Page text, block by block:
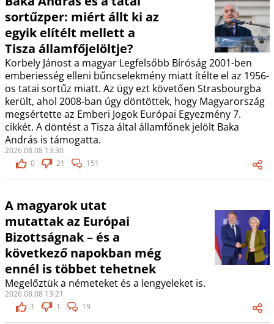
sortűzper: miért állt ki az
egyik elítélt mellett a
Tisza államfőjelöltje?
Korbely Jánost a magyar Legfelsőbb Bíróság 2001-ben
emberiesség elleni bűncselekmény miatt ítélte el az 1956-
os tatai sortűz miatt. Az ügy ezt követően Strasbourgba
került, ahol 2008-ban úgy döntöttek, hogy Magyarország
megsértette az Emberi Jogok Európai Egyezmény 7.
cikkét. A döntést a Tisza által államfőnek jelölt Baka
András is támogatta.
2026.08.08 13:30
0
21 151
A magyarok utat
mutattak az Európai
Bizottságnak – és a
következő napokban még
ennél is többet tehetnek
Megelőztük a németeket és a lengyeleket is.
2026.08.08 13:21
1
1 19